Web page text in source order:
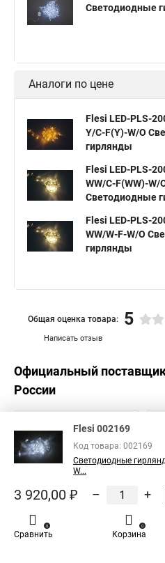
Светодиодные
Аналоги по цене
Flesi LED-PLS-
Y/C-F(Y)-W/O
гирлянды
Flesi LED-PLS-
WW/C-F(WW)-W/
Светодиодные
Flesi LED-PLS-
WW/W-F-W/O
гирлянды
Написать отзыв
Общая оценка товара: 5
Официальный
России
Flesi 002169
Код товара: 002169
Светодиодные
W...
3 920,00 ₽ – +
Сравнить
0
Корзина
0